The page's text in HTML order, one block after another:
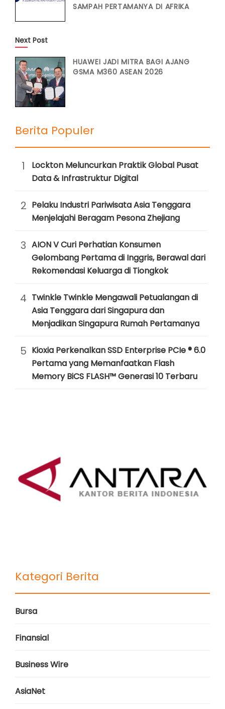
SAMPAH PERTAMANYA DI AFRIKA
Next Post
HUAWEI JADI MITRA BAGI AJANG
GSMA M360 ASEAN 2026
Berita Populer
1
Lockton Meluncurkan Praktik Global Pusat
Data & Infrastruktur Digital
2 Pelaku Industri Pariwisata Asia Tenggara
Menjelajahi Beragam Pesona Zhejiang
3 AION V Curi Perhatian Konsumen
Gelombang Pertama di Inggris, Berawal dari
Rekomendasi Keluarga di Tiongkok
4 Twinkle Twinkle Mengawali Petualangan di
Asia Tenggara dari Singapura dan
Menjadikan Singapura Rumah Pertamanya
5 Kioxia Perkenalkan SSD Enterprise PCIe ® 6.0
Pertama yang Memanfaatkan Flash
Memory BiCS FLASH™ Generasi 10 Terbaru
Kategori Berita
Bursa
Finansial
Business Wire
AsiaNet